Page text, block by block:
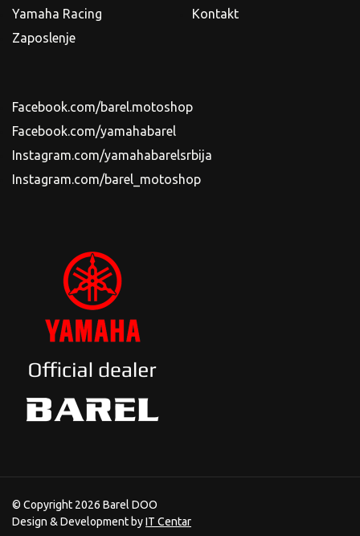
Yamaha Racing
Zaposlenje
Kontakt
Facebook.com/barel.motoshop
Facebook.com/yamahabarel
Instagram.com/yamahabarelsrbija
Instagram.com/barel_motoshop
© Copyright 2026 Barel DOO
Design & Development byIT Centar